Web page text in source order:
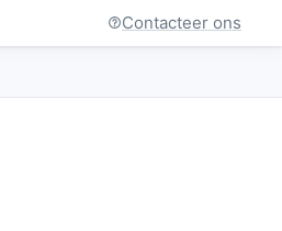
Contacteer ons